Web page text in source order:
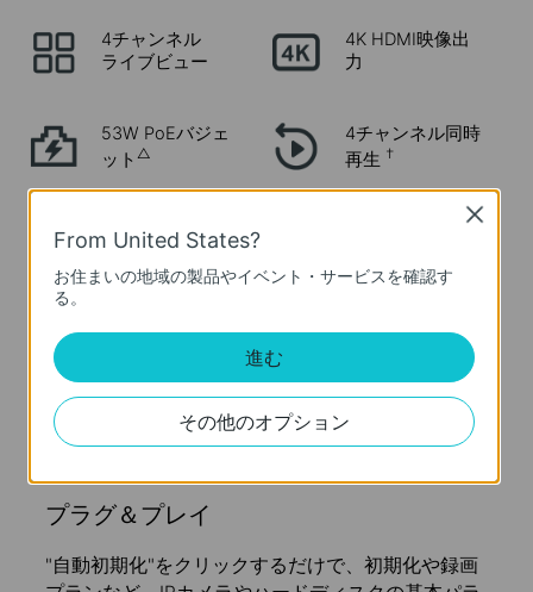
4チャンネル
ライブビュー
4K HDMI映像出
力
53W PoEバジェ
ット△
4チャンネル同時
再生 †
スマートビデオ
コーディング
(最大10TBのスト
プラグ＆プレイ
"自動初期化"をクリックするだけで、初期化や録画
From United States?
お住まいの地域の製品やイベント・サービスを確認す
る。
進む
その他のオプション
Close